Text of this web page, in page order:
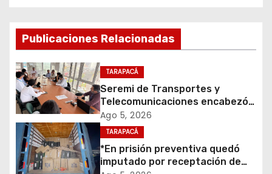
a
c
i
ó
n
d
Publicaciones Relacionadas
TARAPACÁ
Seremi de Transportes y
Telecomunicaciones encabezó
primera mesa de coordinación
para el retiro de cables en
desuso en Iquique
Ago 5, 2026
TARAPACÁ
*En prisión preventiva quedó
imputado por receptación de